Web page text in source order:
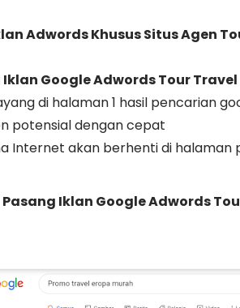
Adwords Khusus Situs Agen
Google Adwords Tour
di halaman 1 hasil pencarian
potensial dengan cepat
Internet akan berhenti di
Iklan Google Adwords